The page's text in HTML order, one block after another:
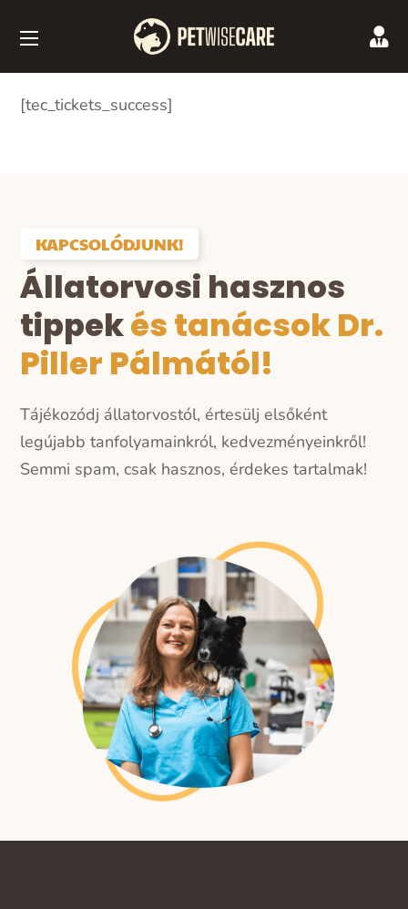
[tec_tickets_success]
KAPCSOLÓDJUNK!
Állatorvosi hasznos
tippekés tanácsok Dr.
Piller Pálmától!
Tájékozódj állatorvostól, értesülj elsőként
legújabb tanfolyamainkról, kedvezményeinkről!
Semmi spam, csak hasznos, érdekes tartalmak!